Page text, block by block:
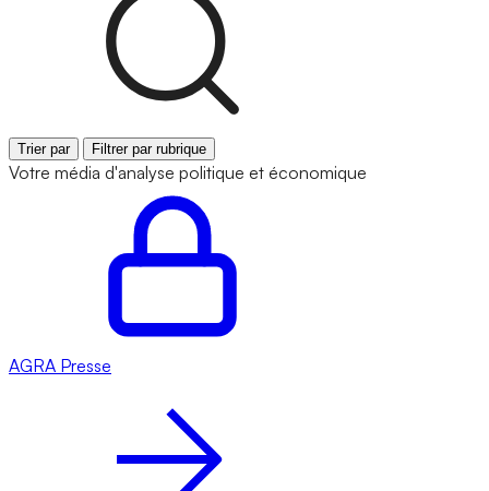
Trier par Filtrer par rubrique
Votre média d'analyse politique et économique
AGRA Presse